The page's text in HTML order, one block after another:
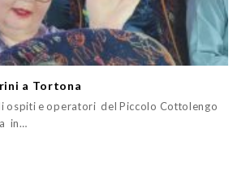
a Tortona
ospiti e operatori del Piccolo Cottolengo
in…